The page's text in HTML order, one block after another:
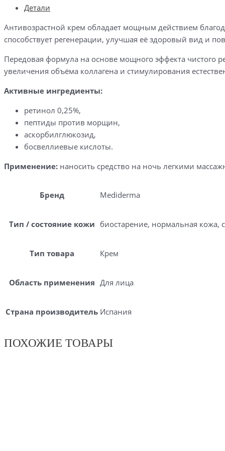
Детали
Антивозрастной крем обладает мощным действием
способствует регенерации, улучшая её здоровый вид и
Передовая формула на основе мощного эффекта
увеличения объёма коллагена и стимулирования
Активные ингредиенты:
ретинол 0,25%,
пептиды против морщин,
аскорбилглюкозид,
босвеллиевые кислоты.
Применение: наносить средство на ночь легкими
Бренд Mediderma
Тип / состояние кожи биостарение, нормальная кожа,
Тип товара Крем
Область применения Для лица
Страна производитель Испания
ПОХОЖИЕ ТОВАРЫ